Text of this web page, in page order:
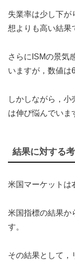
失業率は少し下が
想よりも高い結果
さらにISMの景気
いますが，数値は
しかしながら，
は伸び悩んでいま
結果に対する
米国マーケットは
米国指標の結果か
す。
その結果として，